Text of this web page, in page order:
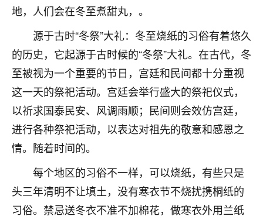
地，人们会在冬至煮甜丸，。
源于古时“冬祭”大礼：冬至烧纸的习俗有着悠久
的历史，它起源于古时候的“冬祭”大礼。在古代，冬
至被视为一个重要的节日，宫廷和民间都十分重视
这一天的祭祀活动。宫廷会举行盛大的祭祀仪式，
以祈求国泰民安、风调雨顺；民间则会效仿宫廷，
进行各种祭祀活动，以表达对祖先的敬意和感恩之
情。随着时间的。
每个地区的习俗不一样，可以烧纸，有些只是
头三年清明不让填土，没有寒衣节不烧扰携桐纸的
习俗。禁忌送冬衣不准不加棉花，做寒衣外用兰纸
我也想找老师看看，有没有人给个联系方式的啊？
鹿森：慧来老师微信：gjsy0624
1天前 来自江西 12
青春168
我也想要，我也想要！
2天前 来自山西
Jessica李
老师做不做超度法事？我想给我奶奶做超度，她今年
刚去世了。